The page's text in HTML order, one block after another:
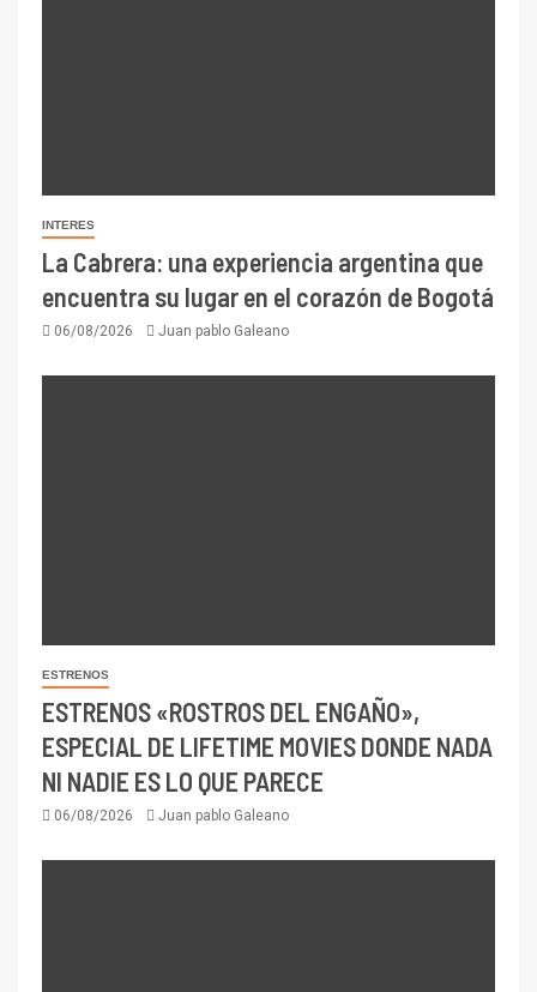
INTERES
La Cabrera: una experiencia argentina que
encuentra su lugar en el corazón de Bogotá
06/08/2026 Juan pablo Galeano
ESTRENOS
ESTRENOS «ROSTROS DEL ENGAÑO»,
ESPECIAL DE LIFETIME MOVIES DONDE NADA
NI NADIE ES LO QUE PARECE
06/08/2026 Juan pablo Galeano